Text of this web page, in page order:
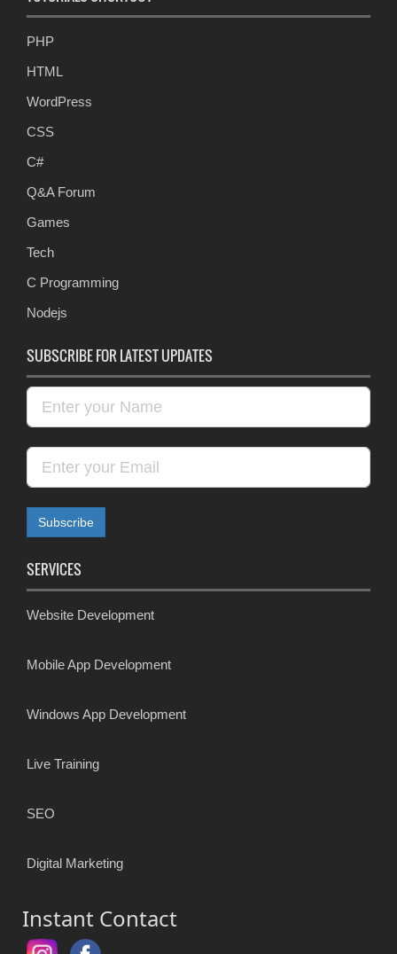
PHP
HTML
WordPress
CSS
C#
Q&A Forum
Games
Tech
C Programming
Nodejs
SUBSCRIBE FOR LATEST UPDATES
SERVICES
Website Development
Mobile App Development
Windows App Development
Live Training
SEO
Digital Marketing
Instant Contact